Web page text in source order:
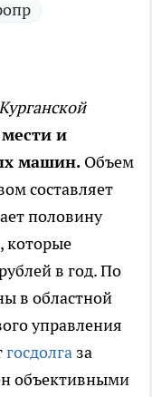
и
машин. Объем
составляет
половину
которые
в год. По
в областной
управления
госдолга за
объективными